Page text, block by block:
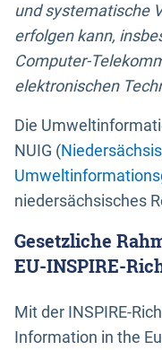
und systematische
erfolgen kann,
Computer-
elektronischen
Die
NUIG (
niedersächsisches
Gesetzliche
EU-INSPIRE-
Mit der INSPIRE-
Information in the